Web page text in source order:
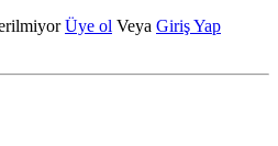
Üye ol Veya Giriş Yap